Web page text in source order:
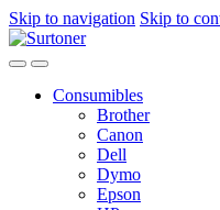
Skip to navigation Skip to
Consumibles
Brother
Canon
Dell
Dymo
Epson